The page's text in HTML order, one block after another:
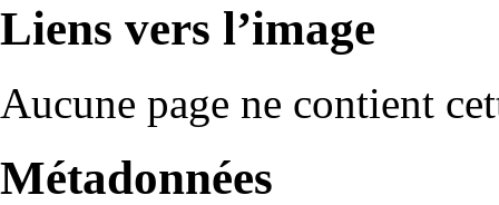
Liens vers l’image
Aucune page ne contient
Métadonnées